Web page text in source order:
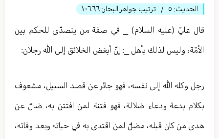
الحديث: ٥ / ترتيب جواهر البحار: ١٠٦٦٦
قال عليّ (عليه السلام) _ في صفة من يتصدّى للحكم بين
الأمّة، وليس لذلك بأهل _: إنّ أبغض الخلائق إلى الله رجلان:
رجل وكله الله إلى نفسه، فهو جائر عن قصد السبيل، مشعوف
بكلام بدعة ودعاء ضلالة، فهو فتنة لمن افتتن به، ضالّ عن
هدى من كان قبله، مضلّ لمن اقتدى به في حياته وبعد وفاته،